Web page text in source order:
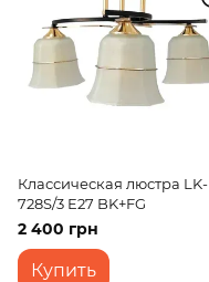
Классическая люстра LK-
728S/3 E27 BK+FG
2 400 грн
Купить